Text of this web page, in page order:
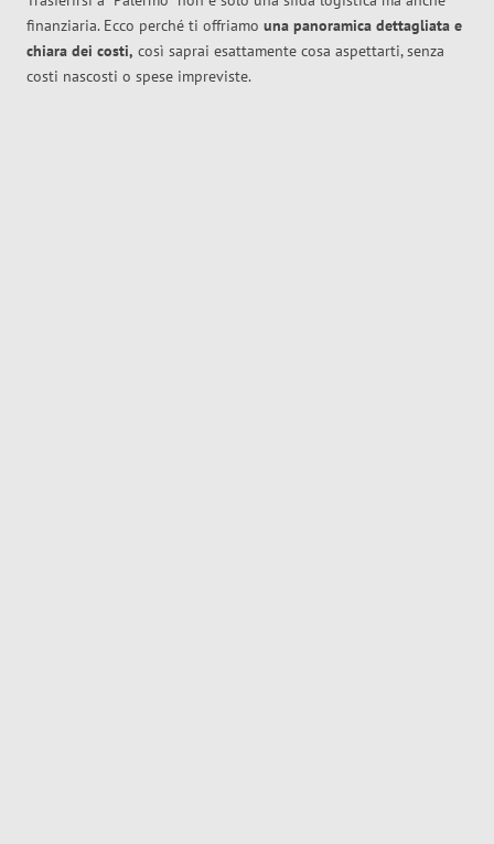
finanziaria. Ecco perché ti offriamo una panoramica dettagliata e
chiara dei costi, così saprai esattamente cosa aspettarti, senza
costi nascosti o spese impreviste.